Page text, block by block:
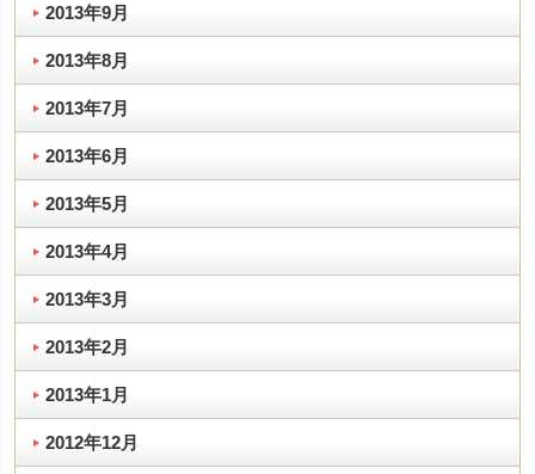
2013年9月
2013年8月
2013年7月
2013年6月
2013年5月
2013年4月
2013年3月
2013年2月
2013年1月
2012年12月